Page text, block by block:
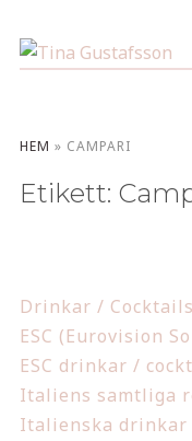
HEM » CAMPARI
Etikett:
Drinkar / Cocktails
ESC (Eurovision
ESC drinkar /
Italiens samtliga
Italienska drinkar